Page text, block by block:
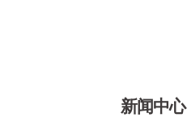
新闻中心